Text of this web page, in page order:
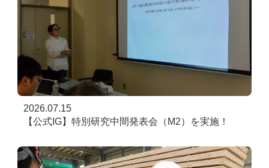
2026.07.15
【公式IG】特別研究中間発表会（M2）を実施！